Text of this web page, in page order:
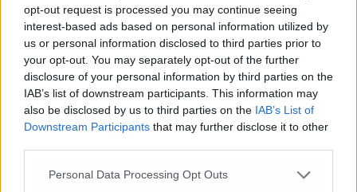
opt-out request is processed you may continue seeing
interest-based ads based on personal information utilized by
us or personal information disclosed to third parties prior to
your opt-out. You may separately opt-out of the further
disclosure of your personal information by third parties on the
IAB’s list of downstream participants. This information may
also be disclosed by us to third parties on the IAB’s List of
Downstream Participants that may further disclose it to other
Personal Data Processing Opt Outs
Commenta
Commenta l'articolo
Gli articoli più letti
orrore all’asilo, arrestate due educatrici